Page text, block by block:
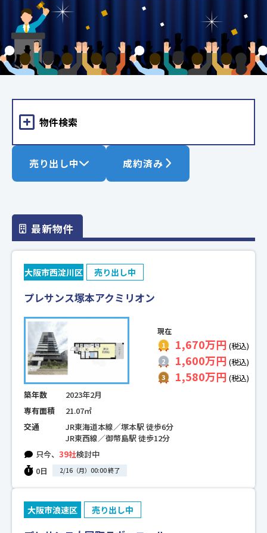
売り出し中 成約済み
最新物件
大阪市西淀川区 売り出し中
プレサンス塚本アクミリオン
現在
1,670万円 (税込)
1,600万円 (税込)
1,580万円 (税込)
築年数
2023年2月
専有面積
21.07㎡
交通
JR東海道本線／塚本駅 徒歩6分
JR東西線／御幣島駅 徒歩12分
只今、 39社検討中
0日
2/16（月）00:00 終了
大阪市浪速区 売り出し中
物件検索